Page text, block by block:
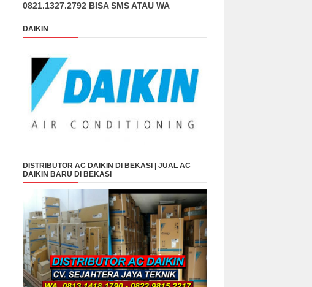
0821.1327.2792 BISA SMS ATAU WA
DAIKIN
DISTRIBUTOR AC DAIKIN DI BEKASI | JUAL AC
DAIKIN BARU DI BEKASI